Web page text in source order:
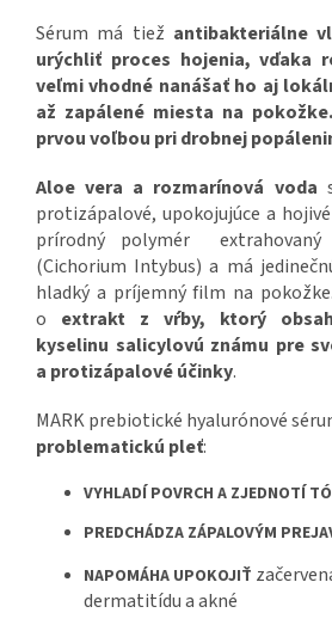
Sérum má tiež antibakteriálne
urýchliť proces hojenia, vďaka
veľmi vhodné nanášať ho aj
až zapálené miesta na
prvou voľbou pri drobnej
Aloe vera a rozmarínová voda
protizápalové, upokojujúce a
prírodný polymér
(Cichorium Intybus) a má
hladký a príjemný film na
o extrakt z vŕby, ktorý
kyselinu salicylovú známu pre
a protizápalové účinky.
MARK prebiotické hyalurónové
problematickú pleť:
VYHLADÍ POVRCH A ZJEDNOTÍ
PREDCHÁDZA ZÁPALOVÝM
NAPOMÁHA UPOKOJIŤ
dermatitídu a akné